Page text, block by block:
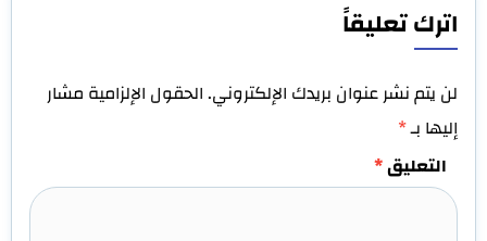
اترك تعليقاً
لن يتم نشر عنوان بريدك الإلكتروني.الحقول الإلزامية مشار
إليها بـ*
التعليق*